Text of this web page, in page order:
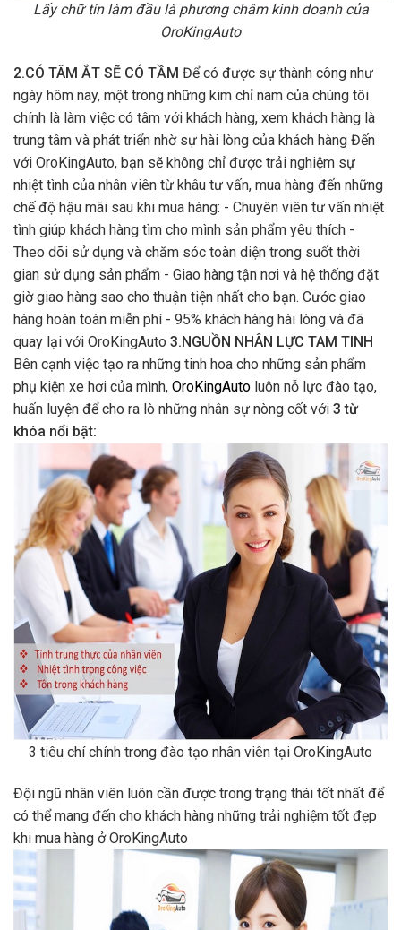
Lấy chữ tín làm đầu là phương châm kinh doanh của
OroKingAuto
2.CÓ TÂM ẮT SẼ CÓ TẦM Để có được sự thành công như
ngày hôm nay, một trong những kim chỉ nam của chúng tôi
chính là làm việc có tâm với khách hàng, xem khách hàng là
trung tâm và phát triển nhờ sự hài lòng của khách hàng Đến
với OroKingAuto, bạn sẽ không chỉ được trải nghiệm sự
nhiệt tình của nhân viên từ khâu tư vấn, mua hàng đến những
chế độ hậu mãi sau khi mua hàng: - Chuyên viên tư vấn nhiệt
tình giúp khách hàng tìm cho mình sản phẩm yêu thích -
Theo dõi sử dụng và chăm sóc toàn diện trong suốt thời
gian sử dụng sản phẩm - Giao hàng tận nơi và hệ thống đặt
giờ giao hàng sao cho thuận tiện nhất cho bạn. Cước giao
hàng hoàn toàn miễn phí - 95% khách hàng hài lòng và đã
quay lại với OroKingAuto 3.NGUỒN NHÂN LỰC TAM TINH
Bên cạnh việc tạo ra những tinh hoa cho những sản phẩm
phụ kiện xe hơi của mình, OroKingAuto luôn nỗ lực đào tạo,
huấn luyện để cho ra lò những nhân sự nòng cốt với 3 từ
khóa nổi bật:
3 tiêu chí chính trong đào tạo nhân viên tại OroKingAuto
Đội ngũ nhân viên luôn cần được trong trạng thái tốt nhất để
có thể mang đến cho khách hàng những trải nghiệm tốt đẹp
khi mua hàng ở OroKingAuto